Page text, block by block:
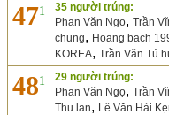
471
35 người trúng:
Phan Văn Ngọ, Trần
chung, Hoang bach
KOREA, Trần Văn Tú
481
29 người trúng:
Phan Văn Ngọ, Trần
Thu lan, Lê Văn Hải